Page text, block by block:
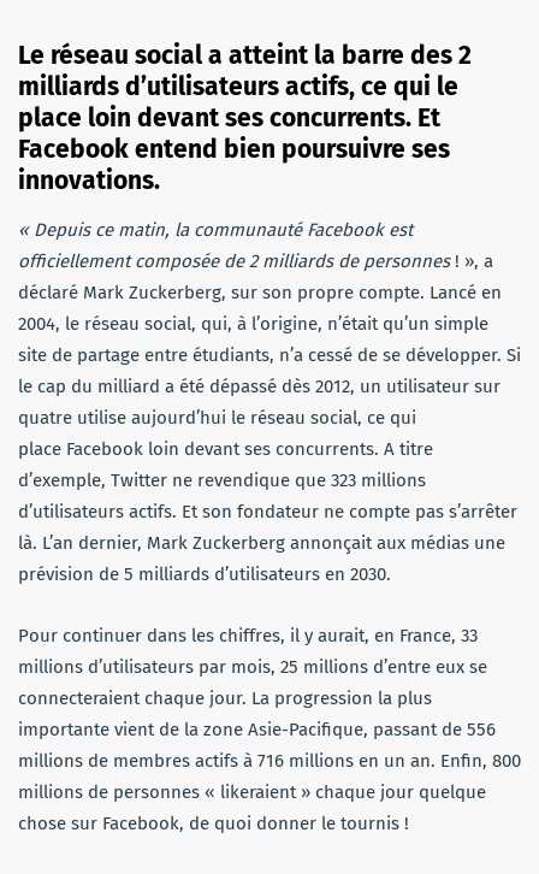
Le réseau social a atteint la barre des 2
milliards d’utilisateurs actifs, ce qui le
place loin devant ses concurrents. Et
Facebook entend bien poursuivre ses
innovations.
« Depuis ce matin, la communauté Facebook est
officiellement composée de 2 milliards de personnes! », a
déclaré Mark Zuckerberg, sur son propre compte. Lancé en
2004, le réseau social, qui, à l’origine, n’était qu’un simple
site de partage entre étudiants, n’a cessé de se développer. Si
le cap du milliard a été dépassé dès 2012, un utilisateur sur
quatre utilise aujourd’hui le réseau social, ce qui
place Facebook loin devant ses concurrents. A titre
d’exemple, Twitter ne revendique que 323 millions
d’utilisateurs actifs. Et son fondateur ne compte pas s’arrêter
là. L’an dernier, Mark Zuckerberg annonçait aux médias une
prévision de 5 milliards d’utilisateurs en 2030.
Pour continuer dans les chiffres, il y aurait, en France, 33
millions d’utilisateurs par mois, 25 millions d’entre eux se
connecteraient chaque jour. La progression la plus
importante vient de la zone Asie-Pacifique, passant de 556
millions de membres actifs à 716 millions en un an. Enfin, 800
millions de personnes « likeraient » chaque jour quelque
chose sur Facebook, de quoi donner le tournis !